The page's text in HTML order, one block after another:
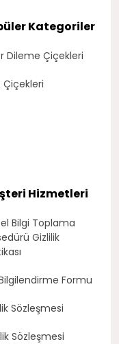
Kategoriler
Dileme Çiçekleri
Çiçekleri
Hizmetleri
Bilgi Toplama
Gizlilik
Formu
Sözleşmesi
Sözleşmesi